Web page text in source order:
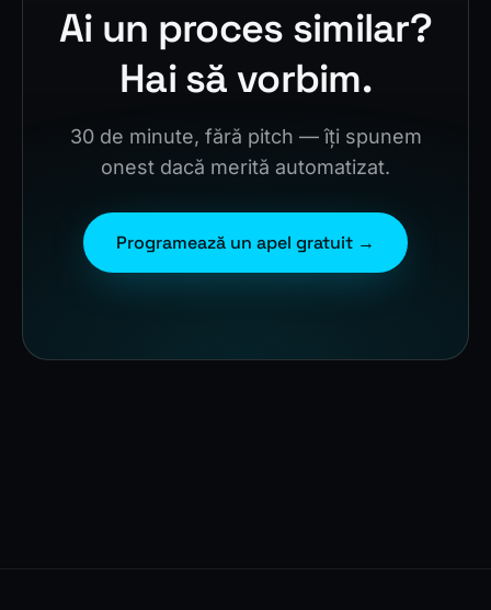
Ai un proces similar?
Hai să vorbim.
30 de minute, fără pitch — îți spunem
onest dacă merită automatizat.
Programează un apel gratuit →